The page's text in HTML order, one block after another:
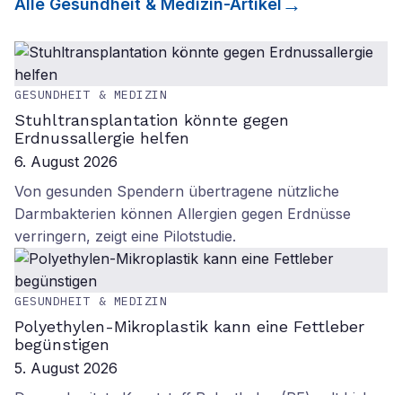
Alle Gesundheit & Medizin-Artikel
GESUNDHEIT & MEDIZIN
Stuhltransplantation könnte gegen
Erdnussallergie helfen
6. August 2026
Von gesunden Spendern übertragene nützliche
Darmbakterien können Allergien gegen Erdnüsse
verringern, zeigt eine Pilotstudie.
GESUNDHEIT & MEDIZIN
Polyethylen-Mikroplastik kann eine Fettleber
begünstigen
5. August 2026